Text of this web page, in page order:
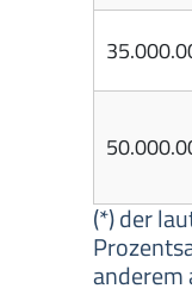
(*) der
anderem